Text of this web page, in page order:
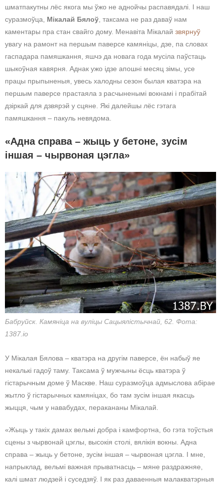
шматпакутны лёс якога мы ўжо не аднойчы распавядалі. І наш
суразмоўца, Мікалай Бялоў, таксама не раз даваў нам
каментары пра стан свайго дому. Менавіта Мікалай звярнуў
увагу на рамонт на першым паверсе камяніцы, дзе, па словах
гаспадара памяшкання, яшчэ да новага года мусіла паўстаць
шыкоўная кавярня. Аднак ужо ідзе апошні месяц зімы, усе
працы прыпыненыя, увесь халодны сезон былая кватэра на
першым паверсе прастаяла з расчыненымі вокнамі і прабітай
дзіркай для дзвярэй у сцяне. Які далейшы лёс гэтага
памяшкання – пакуль невядома.
«Адна справа – жыць у бетоне, зусім
іншая – чырвоная цэгла»
Бабруйск. Камяніца на вуліцы Сацыялістычнай, 62. Фота:
1387.io
У Мікалая Бялова – кватэра на другім паверсе, ён набыў яе
некалькі гадоў таму. Таксама ў мужчыны ёсць кватэра ў
гістарычным доме ў Маскве. Наш суразмоўца адмыслова абірае
жытло ў гістарычных камяніцах, бо там зусім іншая якасць
жыцця, чым у навабудах, перакананы Мікалай.
«Жыць у такіх дамах вельмі добра і камфортна, бо гэта тоўстыя
сцены з чырвонай цэглы, высокія столі, вялікія вокны. Адна
справа – жыць у бетоне, зусім іншая – чырвоная цэгла. І мне,
напрыклад, вельмі важная прыватнасць – мяне раздражняе,
калі шмат людзей і суседзяў. І як раз даваенныя малакватэрныя